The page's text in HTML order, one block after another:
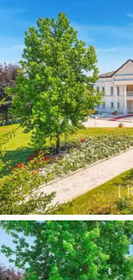
muito luminoso,
zona de dormir no
suas duas alas. No
caracteriza-se por
casas de banho de
vista para o parque,
divisões utilizadas
No primeiro nível, a
quartos, cada um
um ginásio e mais
Os quartos principais
laterais em precioso
parque, a zona da